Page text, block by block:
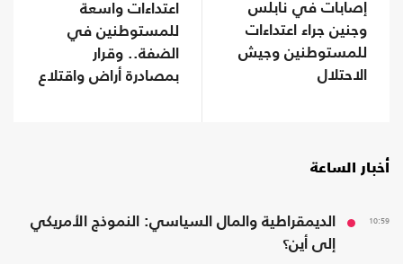
إصابات في نابلس
وجنين جراء اعتداءات
للمستوطنين وجيش
الاحتلال
اعتداءات واسعة
للمستوطنين في
الضفة.. وقرار
بمصادرة أراض واقتلاع
أخبار الساعة
10:59
الديمقراطية والمال السياسي: النموذج الأمريكي
إلى أين؟